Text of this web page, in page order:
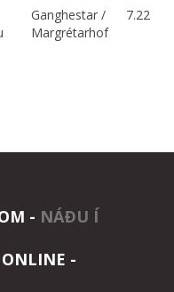
Ganghestar /
Margrétarhof
7.22
- NÁÐU Í
-